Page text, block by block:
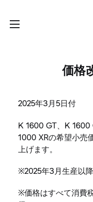
価格
2025年3月5日付
K 1600 GT、 K 1600
1000 XRの希望小売
上げます。
※2025年3月生産以
※価格はすべて消費